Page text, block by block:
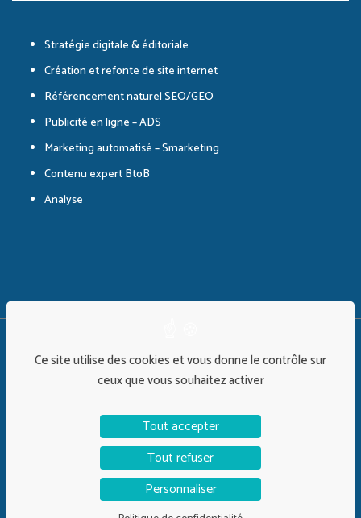
Stratégie digitale & éditoriale
Création et refonte de site internet
Référencement naturel SEO/GEO
Publicité en ligne – ADS
Marketing automatisé – Smarketing
Contenu expert BtoB
Analyse
©Alix&Co 2026 | Design :Timothy Largeron
Politique de confidentialité
Mentions Légales
Plan de site
Ce site utilise des cookies et vous donne le contrôle sur
ceux que vous souhaitez activer
Tout accepter
Tout refuser
Personnaliser